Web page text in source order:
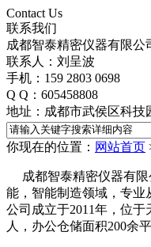
Contact Us
联系我们
成都智泰精密仪器有限公
联系人：刘呈波
手机：159 2803 0698
Q Q：605458808
地址：成都市武侯区科技
你现在的位置： 网站首页
成都智泰精密仪器有限
能，智能制造领域，专业
公司成立于2011年，位
人，办公仓储面积200余平